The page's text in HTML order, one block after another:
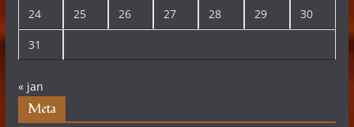
24 25 26 27 28 29 30
31
« jan
Meta